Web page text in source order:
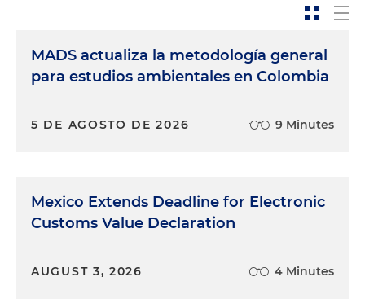
MADS actualiza la metodología general
para estudios ambientales en Colombia
5 DE AGOSTO DE 2026 9 Minutes
Mexico Extends Deadline for Electronic
Customs Value Declaration
AUGUST 3, 2026 4 Minutes